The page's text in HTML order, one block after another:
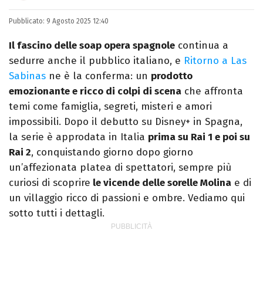
Autore, giornalista, cantautore. Laureato in
Letterature Straniere, è appassionato di
cinema, poesia e Shakespeare. Scrive
canzoni e ama i gatti.
Pubblicato: 9 Agosto 2025 12:40
Il fascino delle soap opera spagnole continua a
sedurre anche il pubblico italiano, e Ritorno a Las
Sabinas ne è la conferma: un prodotto
emozionante e ricco di colpi di scena che affronta
temi come famiglia, segreti, misteri e amori
impossibili. Dopo il debutto su Disney+ in Spagna,
la serie è approdata in Italia prima su Rai 1 e poi su
Rai 2, conquistando giorno dopo giorno
un’affezionata platea di spettatori, sempre più
curiosi di scoprire le vicende delle sorelle Molina e di
un villaggio ricco di passioni e ombre. Vediamo qui
sotto tutti i dettagli.